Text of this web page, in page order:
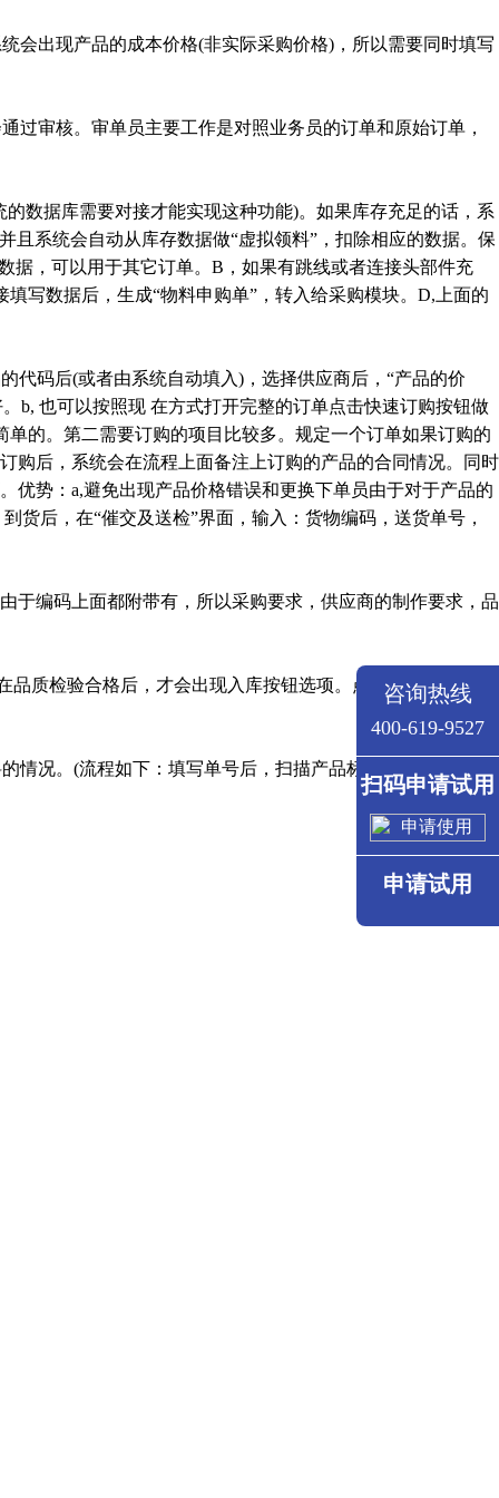
出现产品的成本价格(非实际采购价格)，所以需要同时填写
审核。审单员主要工作是对照业务员的订单和原始订单，
数据库需要对接才能实现这种功能)。如果库存充足的话，系
系统会自动从库存数据做“虚拟领料”，扣除相应的数据。保
据，可以用于其它订单。B，如果有跳线或者连接头部件充
写数据后，生成“物料申购单”，转入给采购模块。D,上面的
码后(或者由系统自动填入)，选择供应商后，“产品的价
b, 也可以按照现 在方式打开完整的订单点击快速订购按钮做
的。第二需要订购的项目比较多。规定一个订单如果订购的
购后，系统会在流程上面备注上订购的产品的合同情况。同时
优势：a,避免出现产品价格错误和更换下单员由于对于产品的
货后，在“催交及送检”界面，输入：货物编码，送货单号，
编码上面都附带有，所以采购要求，供应商的制作要求，品
质检验合格后，才会出现入库按钮选项。点击入库，提交数
况。(流程如下：填写单号后，扫描产品标签会自动出现需
咨询热线
400-619-9527
扫码申请试用
申请试用